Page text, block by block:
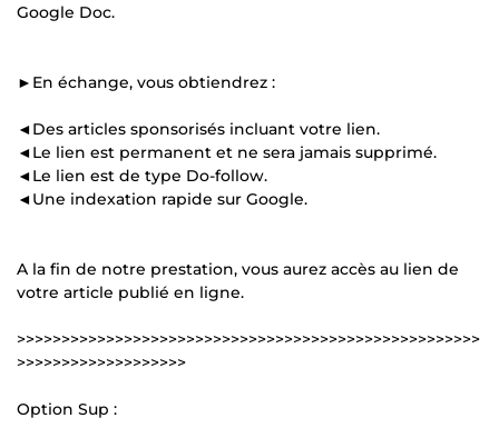
Google Doc.
►En échange, vous obtiendrez :
◄Des articles sponsorisés incluant votre lien.
◄Le lien est permanent et ne sera jamais supprimé.
◄Le lien est de type Do-follow.
◄Une indexation rapide sur Google.
A la fin de notre prestation, vous aurez accès au lien de
votre article publié en ligne.
>>>>>>>>>>>>>>>>>>>>>>>>>>>>>>>>>>>>>>>>>>>>>>>>>>>>
>>>>>>>>>>>>>>>>>>>
Option Sup :